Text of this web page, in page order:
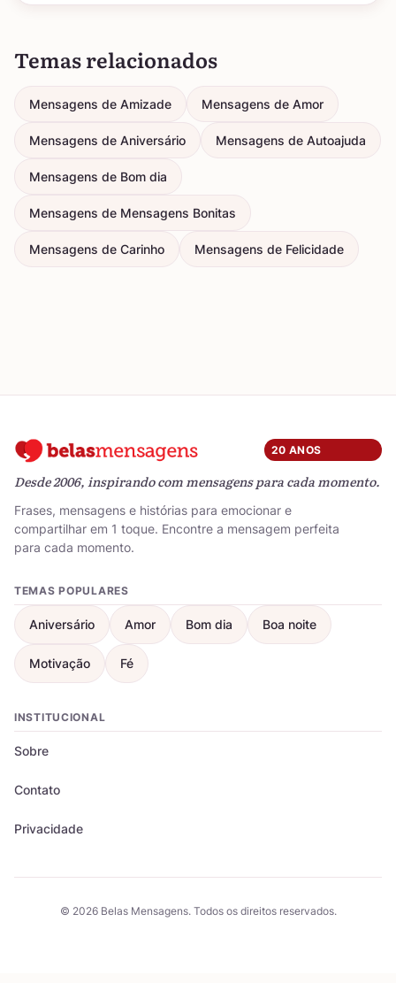
Temas relacionados
Mensagens de Amizade Mensagens de Amor
Mensagens de Aniversário Mensagens de Autoajuda
Mensagens de Bom dia
Mensagens de Mensagens Bonitas
Mensagens de Carinho Mensagens de Felicidade
20 ANOS
Desde 2006, inspirando com mensagens para cada momento.
Frases, mensagens e histórias para emocionar e
compartilhar em 1 toque. Encontre a mensagem perfeita
para cada momento.
TEMAS POPULARES
Aniversário Amor Bom dia Boa noite
Motivação Fé
INSTITUCIONAL
Sobre
Contato
Privacidade
© 2026 Belas Mensagens. Todos os direitos reservados.